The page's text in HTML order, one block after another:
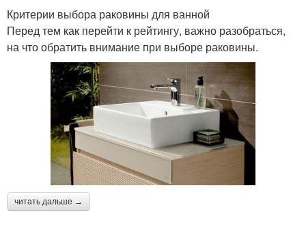
Критерии выбора раковины для ванной
Перед тем как перейти к рейтингу, важно разобраться,
на что обратить внимание при выборе раковины.
читать дальше →